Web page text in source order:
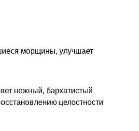
морщины, улучшает
нежный, бархатистый
целостности